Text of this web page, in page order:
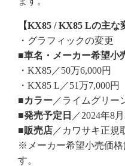
【KX85 / KX85 Lの主な
・グラフィックの変更
■車名・メーカー希望小
・KX85／50万6,000円
・KX85 L／51万7,000円
■カラー ／ライムグリー
■発売予定日 ／2024年8
■販売店 ／カワサキ正規
※メーカー希望小売価
す。